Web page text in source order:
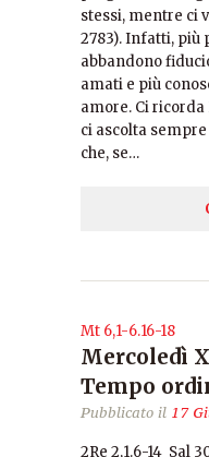
stessi, mentre ci
2783). Infatti, più
abbandono
amati e più
amore. Ci ricorda
ci ascolta
che, se…
Mt 6,1-6.16-18
Mercoledì
Tempo
Pubblicato il 17
2Re 2,1.6-14 Sal